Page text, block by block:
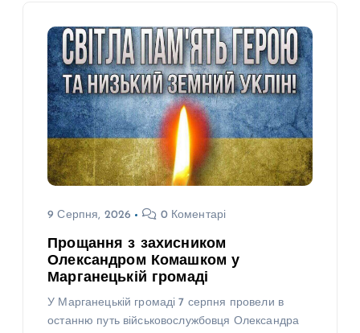
9 Серпня, 2026 0 Коментарі
Прощання з захисником
Олександром Комашком у
Марганецькій громаді
У Марганецькій громаді 7 серпня провели в
останню путь військовослужбовця Олександра